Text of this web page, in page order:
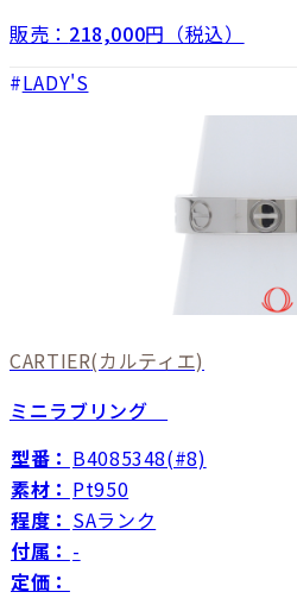
販売： 218,000円（税込）
LADY'S
CARTIER(カルティエ)
ミニラブリング
型番： B4085348(#8)
素材： Pt950
程度： SAランク
付属： -
定価：